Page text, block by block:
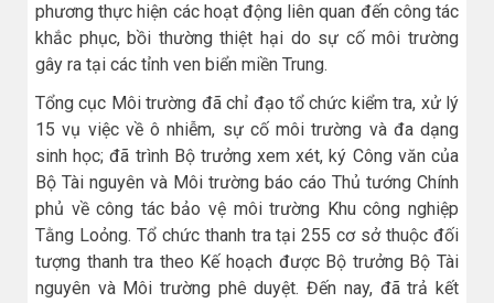
phương thực hiện các hoạt động liên quan đến công tác
khắc phục, bồi thường thiệt hại do sự cố môi trường
gây ra tại các tỉnh ven biển miền Trung.
Tổng cục Môi trường đã chỉ đạo tổ chức kiểm tra, xử lý
15 vụ việc về ô nhiễm, sự cố môi trường và đa dạng
sinh học; đã trình Bộ trưởng xem xét, ký Công văn của
Bộ Tài nguyên và Môi trường báo cáo Thủ tướng Chính
phủ về công tác bảo vệ môi trường Khu công nghiệp
Tằng Loỏng. Tổ chức thanh tra tại 255 cơ sở thuộc đối
tượng thanh tra theo Kế hoạch được Bộ trưởng Bộ Tài
nguyên và Môi trường phê duyệt. Đến nay, đã trả kết